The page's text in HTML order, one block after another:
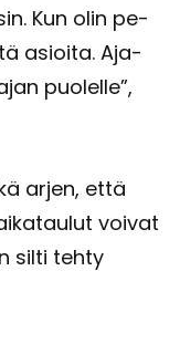
Kun olin pe­
asioi­ta. Aja­
puo­lel­le”,
arjen, että
voi­vat
silti tehty